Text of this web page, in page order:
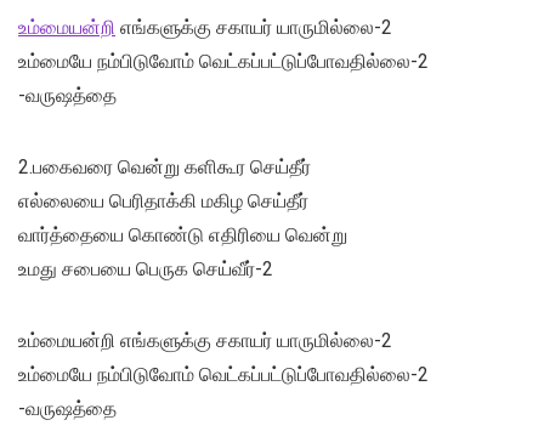
உம்மையன்றி எங்களுக்கு சகாயர் யாருமில்லை-2
உம்மையே நம்பிடுவோம் வெட்கப்பட்டுப்போவதில்லை-2
-வருஷத்தை
2.பகைவரை வென்று களிகூர செய்தீர்
எல்லையை பெரிதாக்கி மகிழ செய்தீர்
வார்த்தையை கொண்டு எதிரியை வென்று
உமது சபையை பெருக செய்வீர்-2
உம்மையன்றி எங்களுக்கு சகாயர் யாருமில்லை-2
உம்மையே நம்பிடுவோம் வெட்கப்பட்டுப்போவதில்லை-2
-வருஷத்தை